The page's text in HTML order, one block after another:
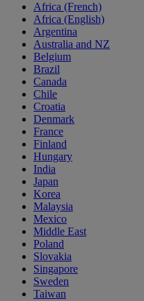
Africa (French)
Africa (English)
Argentina
Australia and NZ
Belgium
Brazil
Canada
Chile
Croatia
Denmark
France
Finland
Hungary
India
Japan
Korea
Malaysia
Mexico
Middle East
Poland
Slovakia
Singapore
Sweden
Taiwan